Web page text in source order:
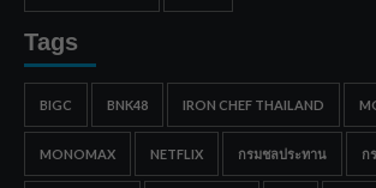
Tags
BIGC BNK48 IRON CHEF THAILAND
MONOMAX NETFLIX กรมชลประทาน ก